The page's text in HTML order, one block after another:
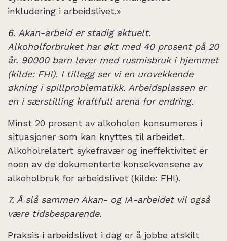
inkludering i arbeidslivet.»
6. Akan-arbeid er stadig aktuelt.
Alkoholforbruket har økt med 40 prosent på 20
år. 90000 barn lever med rusmisbruk i hjemmet
(kilde: FHI). I tillegg ser vi en urovekkende
økning i spillproblematikk. Arbeidsplassen er
en i særstilling kraftfull arena for endring.
Minst 20 prosent av alkoholen konsumeres i
situasjoner som kan knyttes til arbeidet.
Alkoholrelatert sykefravær og ineffektivitet er
noen av de dokumenterte konsekvensene av
alkoholbruk for arbeidslivet (kilde: FHI).
7. Å slå sammen Akan- og IA-arbeidet vil også
være tidsbesparende.
Praksis i arbeidslivet i dag er å jobbe atskilt